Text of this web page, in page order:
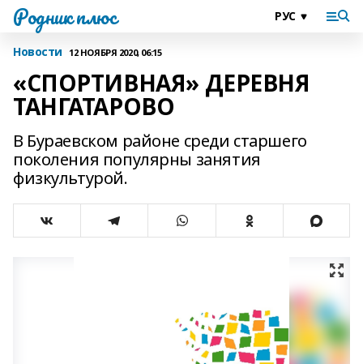
Родник плюс
Новости 12 НОЯБРЯ 2020, 06:15
«СПОРТИВНАЯ» ДЕРЕВНЯ
ТАНГАТАРОВО
В Бураевском районе среди старшего
поколения популярны занятия
физкультурой.